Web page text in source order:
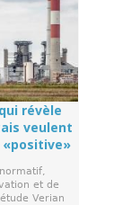
révèle
veulent
«positive»
et de
Verian